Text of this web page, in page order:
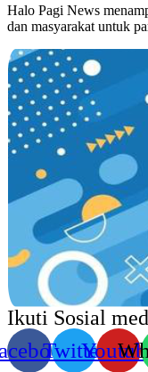
Halo Pagi News
dan masyarakat untuk
Ikuti Sosial
Twitter